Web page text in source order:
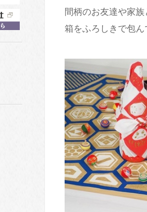
間柄のお友達や家
箱をふろしきで包